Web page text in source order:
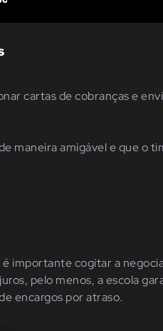
cartas de cobranças e
maneira amigável e que o
importante cogitar a
pelo menos, a escola
encargos por atraso.